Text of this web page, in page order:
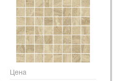
Цена